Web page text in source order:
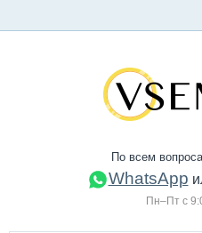
По всем
WhatsApp
Пн–Пт с